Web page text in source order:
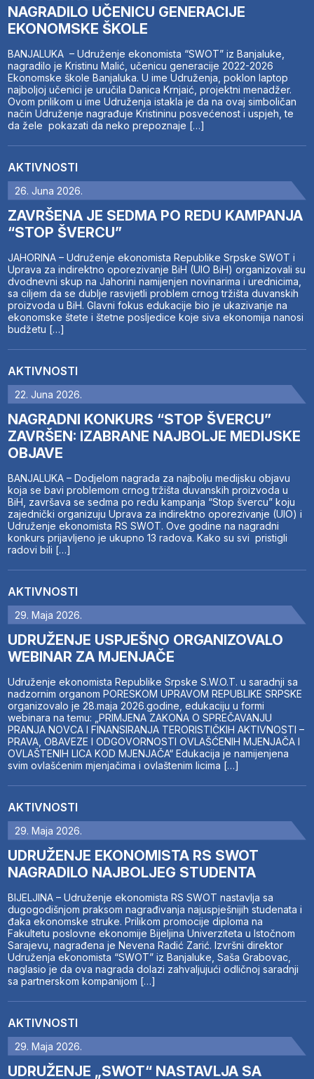
NAGRADILO UČENICU GENERACIJE
EKONOMSKE ŠKOLE
BANJALUKA – Udruženje ekonomista “SWOT” iz Banjaluke,
nagradilo je Kristinu Malić, učenicu generacije 2022-2026
Ekonomske škole Banjaluka. U ime Udruženja, poklon laptop
najboljoj učenici je uručila Danica Krnjaić, projektni menadžer.
Ovom prilikom u ime Udruženja istakla je da na ovaj simboličan
način Udruženje nagrađuje Kristininu posvećenost i uspjeh, te
da žele pokazati da neko prepoznaje […]
AKTIVNOSTI
26. Juna 2026.
ZAVRŠENA JE SEDMA PO REDU KAMPANJA
“STOP ŠVERCU”
JAHORINA – Udruženje ekonomista Republike Srpske SWOT i
Uprava za indirektno oporezivanje BiH (UIO BiH) organizovali su
dvodnevni skup na Jahorini namijenjen novinarima i urednicima,
sa ciljem da se dublje rasvijetli problem crnog tržišta duvanskih
proizvoda u BiH. Glavni fokus edukacije bio je ukazivanje na
ekonomske štete i štetne posljedice koje siva ekonomija nanosi
budžetu […]
AKTIVNOSTI
22. Juna 2026.
NAGRADNI KONKURS “STOP ŠVERCU”
ZAVRŠEN: IZABRANE NAJBOLJE MEDIJSKE
OBJAVE
BANJALUKA – Dodjelom nagrada za najbolju medijsku objavu
koja se bavi problemom crnog tržišta duvanskih proizvoda u
BiH, završava se sedma po redu kampanja “Stop švercu” koju
zajednički organizuju Uprava za indirektno oporezivanje (UIO) i
Udruženje ekonomista RS SWOT. Ove godine na nagradni
konkurs prijavljeno je ukupno 13 radova. Kako su svi pristigli
radovi bili […]
AKTIVNOSTI
29. Maja 2026.
UDRUŽENJE USPJEŠNO ORGANIZOVALO
WEBINAR ZA MJENJAČE
Udruženje ekonomista Republike Srpske S.W.O.T. u saradnji sa
nadzornim organom PORESKOM UPRAVOM REPUBLIKE SRPSKE
organizovalo je 28.maja 2026.godine, edukaciju u formi
webinara na temu: „PRIMJENA ZAKONA O SPREČAVANJU
PRANJA NOVCA I FINANSIRANJA TERORISTIČKIH AKTIVNOSTI –
PRAVA, OBAVEZE I ODGOVORNOSTI OVLAŠĆENIH MJENJAČA I
OVLAŠTENIH LICA KOD MJENJAČA“ Edukacija je namijenjena
svim ovlašćenim mjenjačima i ovlaštenim licima […]
AKTIVNOSTI
29. Maja 2026.
UDRUŽENJE EKONOMISTA RS SWOT
NAGRADILO NAJBOLJEG STUDENTA
BIJELJINA – Udruženje ekonomista RS SWOT nastavlja sa
dugogodišnjom praksom nagrađivanja najuspješnijih studenata i
đaka ekonomske struke. Prilikom promocije diploma na
Fakultetu poslovne ekonomije Bijeljina Univerziteta u Istočnom
Sarajevu, nagrađena je Nevena Radić Zarić. Izvršni direktor
Udruženja ekonomista “SWOT” iz Banjaluke, Saša Grabovac,
naglasio je da ova nagrada dolazi zahvaljujući odličnoj saradnji
sa partnerskom kompanijom […]
AKTIVNOSTI
29. Maja 2026.
UDRUŽENJE „SWOT“ NASTAVLJA SA